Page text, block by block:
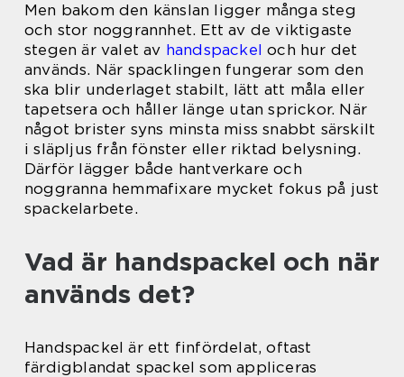
Men bakom den känslan ligger många steg
och stor noggrannhet. Ett av de viktigaste
stegen är valet av handspackel och hur det
används. När spacklingen fungerar som den
ska blir underlaget stabilt, lätt att måla eller
tapetsera och håller länge utan sprickor. När
något brister syns minsta miss snabbt särskilt
i släpljus från fönster eller riktad belysning.
Därför lägger både hantverkare och
noggranna hemmafixare mycket fokus på just
spackelarbete.
Vad är handspackel och när
används det?
Handspackel är ett finfördelat, oftast
färdigblandat spackel som appliceras